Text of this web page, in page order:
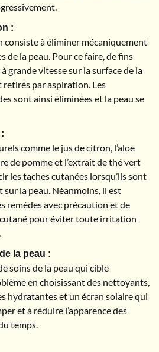
:
consiste à éliminer mécaniquement
de la peau. Pour ce faire, de fins
grande vitesse sur la surface de la
retirés par aspiration. Les
sont ainsi éliminées et la peau se
comme le jus de citron, l’aloe
de pomme et l’extrait de thé vert
les taches cutanées lorsqu’ils sont
la peau. Néanmoins, il est
remèdes avec précaution et de
pour éviter toute irritation
la peau :
soins de la peau qui cible
en choisissant des nettoyants,
hydratantes et un écran solaire qui
et à réduire l’apparence des
temps.